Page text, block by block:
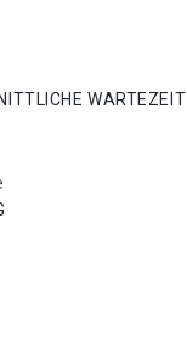
WARTEZEIT